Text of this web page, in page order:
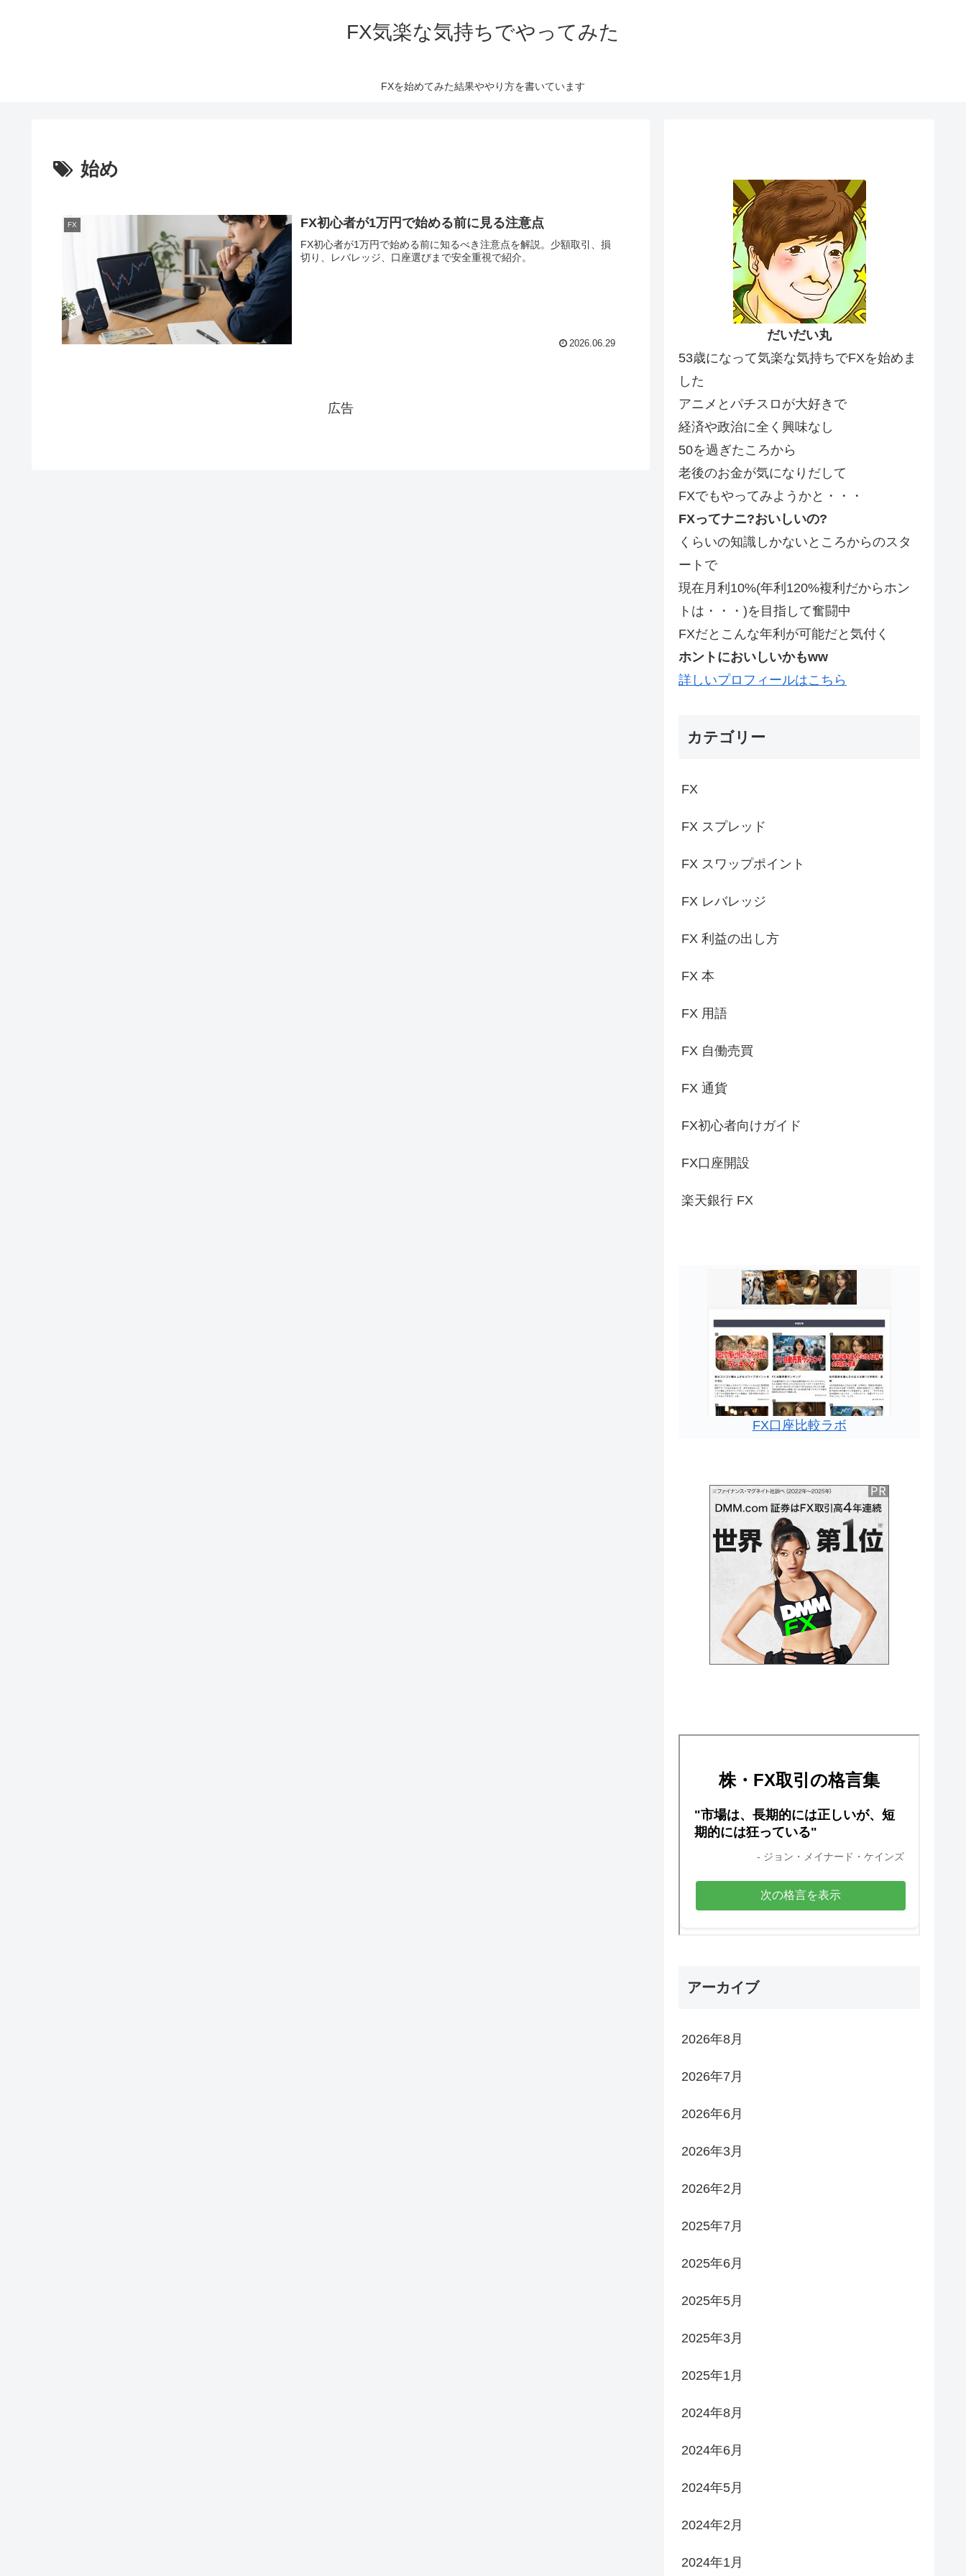
FX気楽な気持ちでやってみた
FXを始めてみた結果ややり方を書いています
始め
FX FX初心者が1万円で始める前に見る注意点
FX初心者が1万円で始める前に知るべき注意点を解説。少額取引、損
切り、レバレッジ、口座選びまで安全重視で紹介。
2026.06.29
広告
だいだい丸
53歳になって気楽な気持ちでFXを始めま
した
アニメとパチスロが大好きで
経済や政治に全く興味なし
50を過ぎたころから
老後のお金が気になりだして
FXでもやってみようかと・・・
FXってナニ?おいしいの?
くらいの知識しかないところからのスタ
ートで
現在月利10%(年利120%複利だからホン
トは・・・)を目指して奮闘中
FXだとこんな年利が可能だと気付く
ホントにおいしいかもww
詳しいプロフィールはこちら
カテゴリー
FX
FX スプレッド
FX スワップポイント
FX レバレッジ
FX 利益の出し方
FX 本
FX 用語
FX 自働売買
FX 通貨
FX初心者向けガイド
FX口座開設
楽天銀行 FX
FX口座比較ラボ
アーカイブ
2026年8月
2026年7月
2026年6月
2026年3月
2026年2月
2025年7月
2025年6月
2025年5月
2025年3月
2025年1月
2024年8月
2024年6月
2024年5月
2024年2月
2024年1月